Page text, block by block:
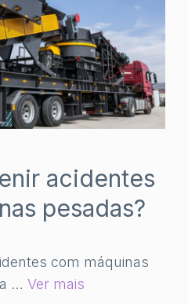
acidentes
pesadas?
com máquinas
… Ver mais